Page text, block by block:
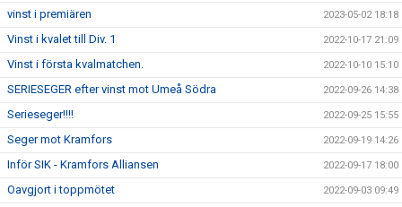
vinst i premiären 2023-05-02 18:18
Vinst i kvalet till Div. 1 2022-10-17 21:09
Vinst i första kvalmatchen. 2022-10-10 15:10
SERIESEGER efter vinst mot Umeå Södra 2022-09-26 14:38
Serieseger!!!! 2022-09-25 15:55
Seger mot Kramfors 2022-09-19 14:26
Inför SIK - Kramfors Alliansen 2022-09-17 18:00
Oavgjort i toppmötet 2022-09-03 09:49